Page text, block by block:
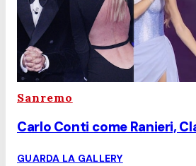
Sanremo
Carlo Conti come Ranieri,
GUARDA LA GALLERY